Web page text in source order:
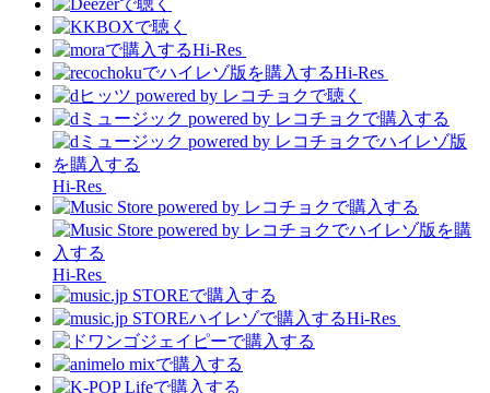
Hi-Res
Hi-Res
Hi-Res
Hi-Res
Hi-Res